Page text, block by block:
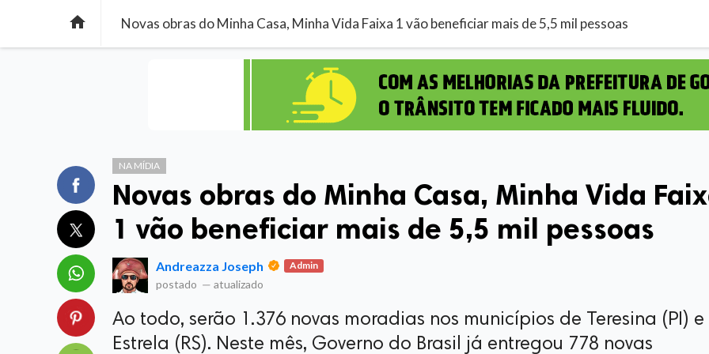
 Novas obras do Minha Casa, Minha Vida Faixa 1 vão beneficiar mais de 5,5 mil pessoas
NA MÍDIA
Novas obras do Minha Casa, Minha Vida
1 vão beneficiar mais de 5,5 mil pessoas
Andreazza Joseph Admin
postado — atualizado
Ao todo, serão 1.376 novas moradias nos municípios de Teresina (PI) e
Estrela (RS). Neste mês, Governo do Brasil já entregou 778 novas